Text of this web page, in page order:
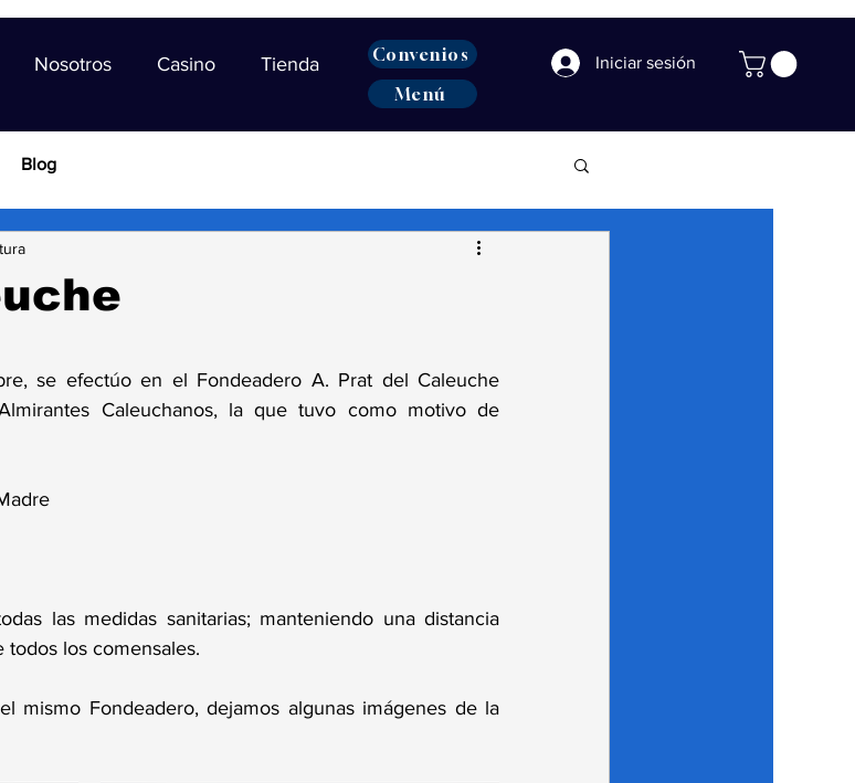
Nosotros Casino Tienda
Convenios
Menú
Iniciar sesión
Blog
se efectúo en el Fondeadero A. Prat del Caleuche
Caleuchanos, la que tuvo como motivo de
las medidas sanitarias; manteniendo una distancia
todos los comensales.
mismo Fondeadero, dejamos algunas imágenes de la